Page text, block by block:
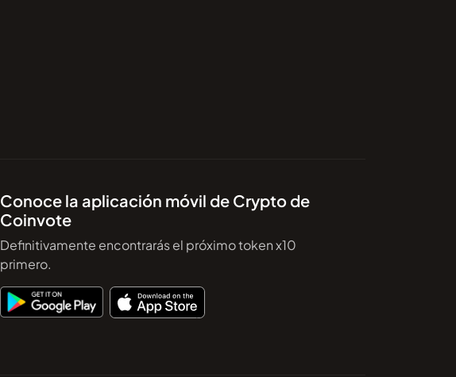
Conoce la aplicación móvil de Crypto de
Coinvote
Definitivamente encontrarás el próximo token x10
primero.